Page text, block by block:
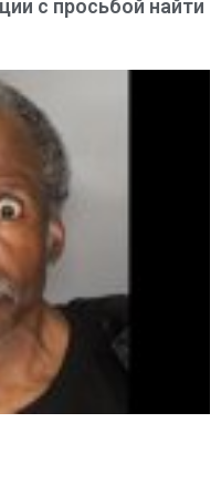
с просьбой найти